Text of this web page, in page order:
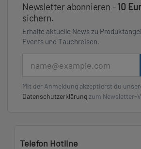
Newsletter abonnieren -10
sichern.
Erhalte aktuelle News zu
Events und Tauchreisen.
Mit der Anmeldung akzeptierst du
Datenschutzerklärung zum Newsletter-
Telefon Hotline